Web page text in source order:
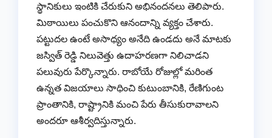
స్థానికులు ఇంటికి చేరుకుని అభినందనలు తెలిపారు.
మిఠాయిలు పంచుకొని ఆనందాన్ని వ్యక్తం చేశారు.
పట్టుదల ఉంటే అసాధ్యం అనేది ఉండదు అనే మాటకు
జస్విత్ రెడ్డి నిలువెత్తు ఉదాహరణగా నిలిచాడని
పలువురు పేర్కొన్నారు. రాబోయే రోజుల్లో మరింత
ఉన్నత విజయాలు సాధించి కుటుంబానికి, రేణిగుంట
ప్రాంతానికి, రాష్ట్రానికి మంచి పేరు తీసుకురావాలని
అందరూ ఆశీర్వదిస్తున్నారు.